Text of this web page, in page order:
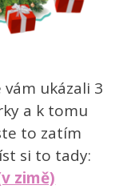
ukázali 3
a k tomu
to zatím
si to tady:
zimě)